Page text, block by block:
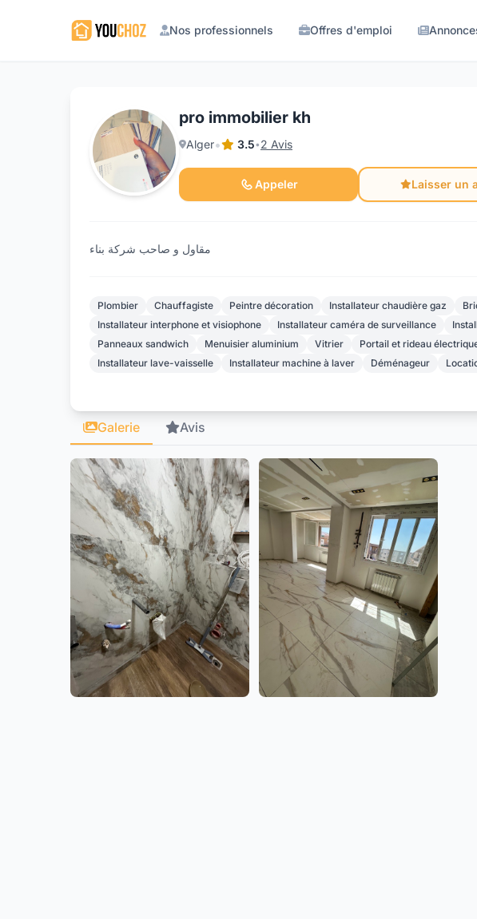
Nos professionnels Offres d'emploi
pro immobilier kh
Alger• 3.5• 2 Avis
Appeler Laisser un
مقاول و صاحب شركة بناء
Plombier Chauffagiste Peintre décoration Installateur chaudière gaz
Installateur interphone et visiophone
Installateur caméra de surveillance
Panneaux sandwich
Menuisier aluminium Vitrier Portail et rideau
Installateur lave-vaisselle
Installateur machine à laver Déménageur
Galerie Avis